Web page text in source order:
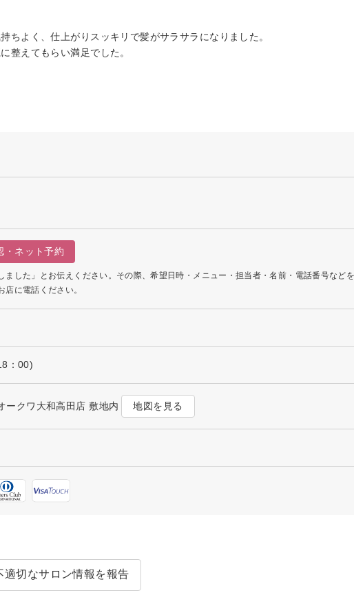
ちよく、仕上がりスッキリで髪がサラサラになりました。
整えてもらい満足でした。
・ネット予約
した」とお伝えください。その際、希望日時・メニュー・担当者・名前・電話番号などを
に電話ください。
：00)
ークワ大和高田店 敷地内 地図を見る
適切なサロン情報を報告